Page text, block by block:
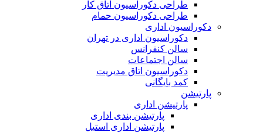
طراحی دکوراسیون اتاق کار
طراحی دکوراسیون حمام
دکوراسیون اداری
دکوراسیون اداری در تهران
سالن کنفرانس
سالن اجتماعات
دکوراسیون اتاق مدیریت
کمد بایگانی
پارتیشن
پارتیشن اداری
پارتیشن بندی اداری
پارتیشن اداری استیل